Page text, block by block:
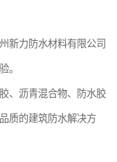
新力防水材料有限公司
。
、沥青混合物、防水胶
质的建筑防水解决方